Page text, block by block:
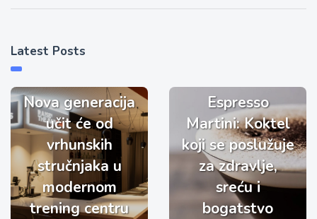
Latest Posts
Nova generacija
učit će od
vrhunskih
stručnjaka u
modernom
trening centru
Espresso
Martini: Koktel
koji se poslužuje
za zdravlje,
sreću i
bogatstvo